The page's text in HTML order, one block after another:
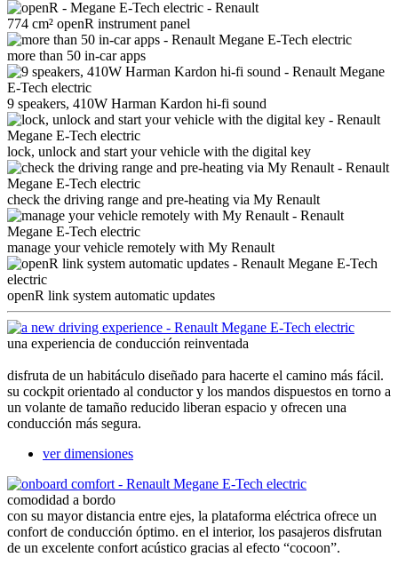
774 cm² openR instrument panel
more than 50 in-car apps
9 speakers, 410W Harman Kardon hi-fi sound
lock, unlock and start your vehicle with the digital key
check the driving range and pre-heating via My Renault
manage your vehicle remotely with My Renault
openR link system automatic updates
una experiencia de conducción reinventada
disfruta de un habitáculo diseñado para hacerte el camino más fácil.
su cockpit orientado al conductor y los mandos dispuestos en torno a
un volante de tamaño reducido liberan espacio y ofrecen una
conducción más segura.
ver dimensiones
comodidad a bordo
con su mayor distancia entre ejes, la plataforma eléctrica ofrece un
confort de conducción óptimo. en el interior, los pasajeros disfrutan
de un excelente confort acústico gracias al efecto “cocoon”.